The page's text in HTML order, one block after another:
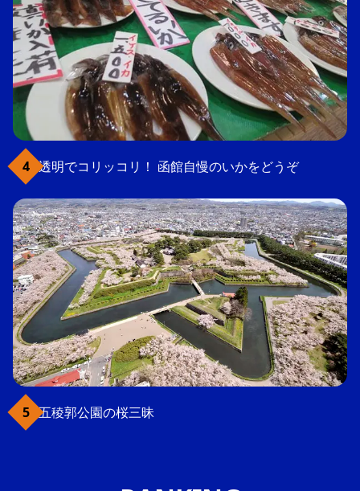
透明でコリッコリ！ 函館自慢のいかをどうぞ
五稜郭公園の桜三昧